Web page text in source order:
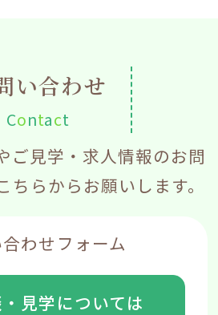
い合わせ
Contact
ご見学・求人情報のお問
ちらからお願いします。
わせフォーム
見学については